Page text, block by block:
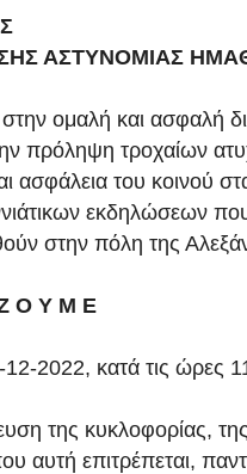
ΑΣΤΥΝΟΜΙΑΣ
ομαλή και ασφαλή
πρόληψη τροχαίων
ασφάλεια του κοινού
εκδηλώσεων
στην πόλη της
Ο Υ Μ Ε
12-2022, κατά τις ώρες
της κυκλοφορίας,
αυτή επιτρέπεται,